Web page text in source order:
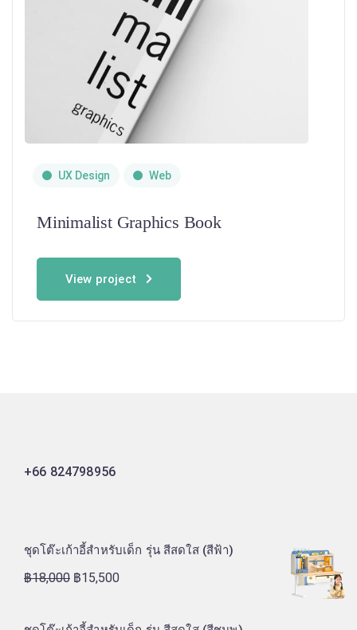
UX Design Web
Minimalist Graphics Book
View project
+66 824798956
ชุดโต๊ะเก้าอี้สำหรับเด็ก รุ่น สีสดใส (สีฟ้า)
฿18,000 ฿15,500